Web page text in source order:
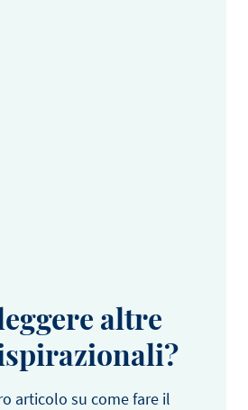
altre
articolo su come fare il